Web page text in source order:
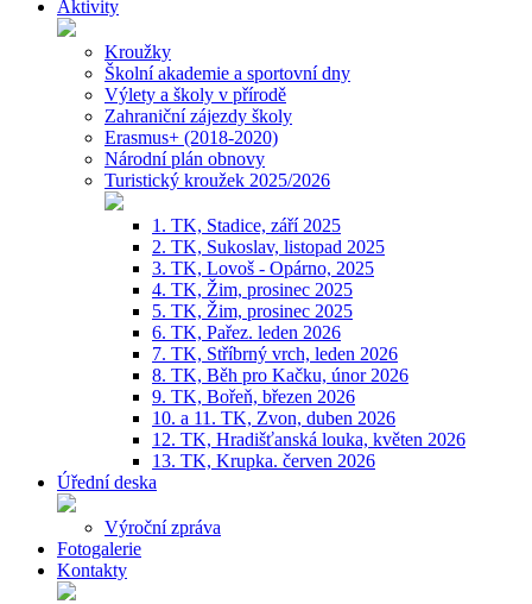
Aktivity
Kroužky
Školní akademie a sportovní dny
Výlety a školy v přírodě
Zahraniční zájezdy školy
Erasmus+ (2018-2020)
Národní plán obnovy
Turistický kroužek 2025/2026
1. TK, Stadice, září 2025
2. TK, Sukoslav, listopad 2025
3. TK, Lovoš - Opárno, 2025
4. TK, Žim, prosinec 2025
5. TK, Žim, prosinec 2025
6. TK, Pařez. leden 2026
7. TK, Stříbrný vrch, leden 2026
8. TK, Běh pro Kačku, únor 2026
9. TK, Bořeň, březen 2026
10. a 11. TK, Zvon, duben 2026
12. TK, Hradišťanská louka, květen 2026
13. TK, Krupka. červen 2026
Úřední deska
Výroční zpráva
Fotogalerie
Kontakty